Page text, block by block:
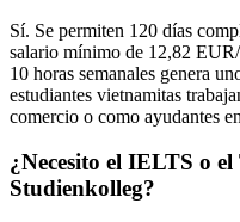
Sí. Se permiten 120 días
salario mínimo de 12,82
10 horas semanales genera
estudiantes vietnamitas
comercio o como ayudantes
¿Necesito el IELTS o
Studienkolleg?